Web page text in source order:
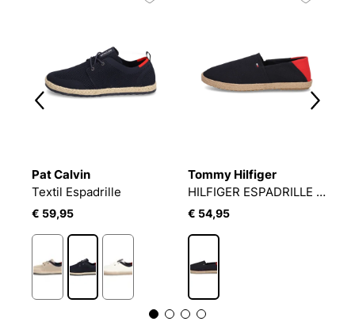
Pat Calvin
Textil Espadrille
€ 59,95
Tommy Hilfiger
HILFIGER ESPADRILLE CORETEXTILE
€ 54,95